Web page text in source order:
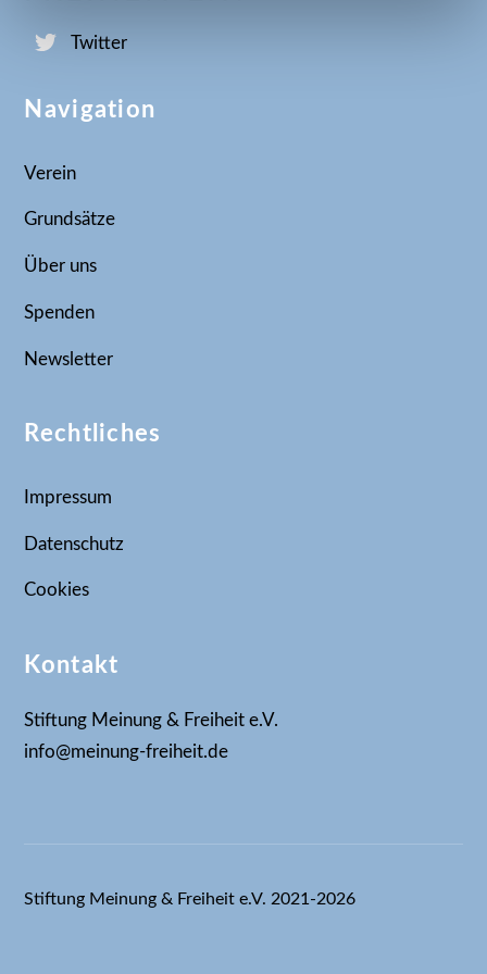
Twitter
Navigation
Verein
Grundsätze
Über uns
Spenden
Newsletter
Rechtliches
Impressum
Datenschutz
Cookies
Kontakt
Stiftung Meinung & Freiheit e.V.
info@meinung-freiheit.de
Stiftung Meinung & Freiheit e.V. 2021-2026